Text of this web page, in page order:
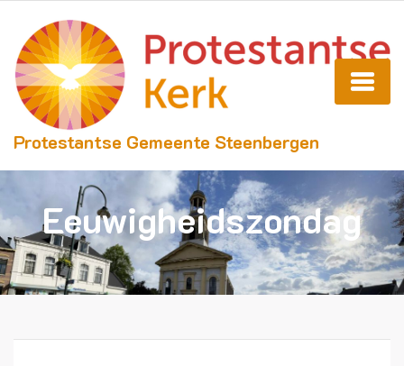
Protestantse Gemeente Steenbergen
Eeuwigheidszondag